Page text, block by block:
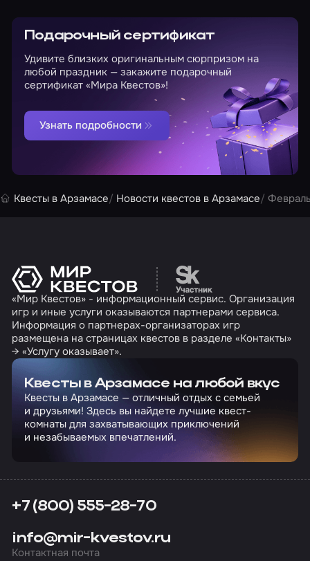
Подарочный сертификат
Удивите близких оригинальным сюрпризом на
любой праздник — закажите подарочный
сертификат «Мира Квестов»!
Узнать подробности
Квесты в Арзамасе Новости квестов в Арзамасе
Перейти на сайт
«Мир Квестов» - информационный сервис. Организация
игр и иные услуги оказываются партнерами сервиса.
Информация о партнерах-организаторах игр
размещена на страницах квестов в разделе «Контакты»
→ «Услугу оказывает».
Квесты в Арзамасе на любой вкус
Квесты в Арзамасе — отличный отдых с семьей
и друзьями! Здесь вы найдете лучшие квест-
комнаты для захватывающих приключений
и незабываемых впечатлений.
+7 (800) 555-28-70
info@mir-kvestov.ru
Контактная почта